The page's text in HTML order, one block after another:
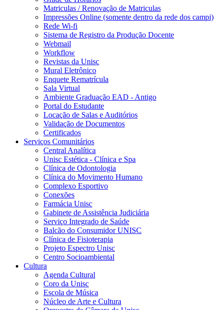
Matriculas / Renovação de Matriculas
Impressões Online (somente dentro da rede dos campi)
Rede Wi-fi
Sistema de Registro da Produção Docente
Webmail
Workflow
Revistas da Unisc
Mural Eletrônico
Enquete Rematrícula
Sala Virtual
Ambiente Graduação EAD - Antigo
Portal do Estudante
Locação de Salas e Auditórios
Validação de Documentos
Certificados
Serviços Comunitários
Central Analítica
Unisc Estética - Clínica e Spa
Clínica de Odontologia
Clínica do Movimento Humano
Complexo Esportivo
Conexões
Farmácia Unisc
Gabinete de Assistência Judiciária
Serviço Integrado de Saúde
Balcão do Consumidor UNISC
Clínica de Fisioterapia
Projeto Espectro Unisc
Centro Socioambiental
Cultura
Agenda Cultural
Coro da Unisc
Escola de Música
Núcleo de Arte e Cultura